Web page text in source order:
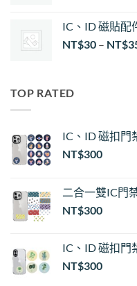
IC、ID 磁貼配
NT$30 – NT$
TOP RATED
IC、ID 磁扣門
NT$300
二合一雙IC門
NT$300
IC、ID 磁扣門
NT$300